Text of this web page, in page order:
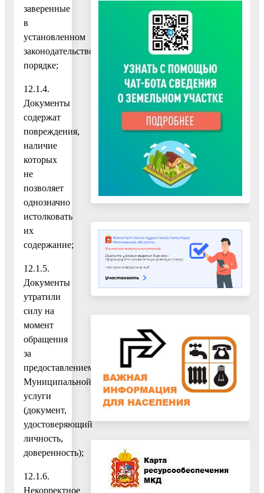
заверенные
в
установленном
законодательством
порядке;
12.1.4.
Документы
содержат
повреждения,
наличие
которых
не
позволяет
однозначно
истолковать
их
содержание;
12.1.5.
Документы
утратили
силу на
момент
обращения
за
предоставлением
Муниципальной
услуги
(документ,
удостоверяющий
личность,
доверенность);
12.1.6.
Некорректное